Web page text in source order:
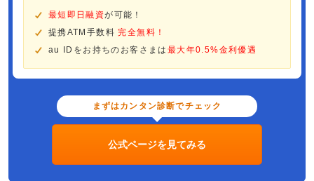
最短即日融資が可能！
提携ATM手数料完全無料！
au IDをお持ちのお客さまは 最大年0.5%金利優遇
まずはカンタン診断でチェック
公式ページを見てみる